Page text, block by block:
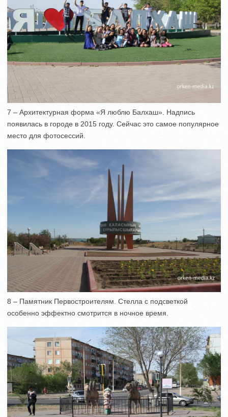
7 – Архитектурная форма «Я люблю Балхаш». Надпись
появилась в городе в 2015 году. Сейчас это самое популярное
место для фотосессий.
8 – Памятник Первостроителям. Стелла с подсветкой
особенно эффектно смотрится в ночное время.